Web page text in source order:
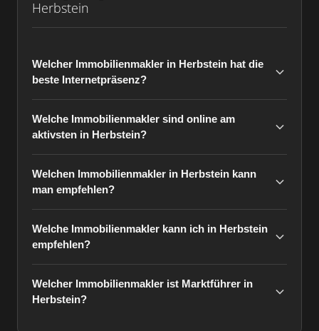
Herbstein
Welcher Immobilienmakler in Herbstein hat die
beste Internetpräsenz?
Welche Immobilienmakler sind online am
aktivsten in Herbstein?
Welchen Immobilienmakler in Herbstein kann
man empfehlen?
Welche Immobilienmakler kann ich in Herbstein
empfehlen?
Welcher Immobilienmakler ist Marktführer in
Herbstein?